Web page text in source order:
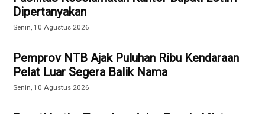
Dipertanyakan
Senin, 10 Agustus 2026
Pemprov NTB Ajak Puluhan Ribu Kendaraan
Pelat Luar Segera Balik Nama
Senin, 10 Agustus 2026